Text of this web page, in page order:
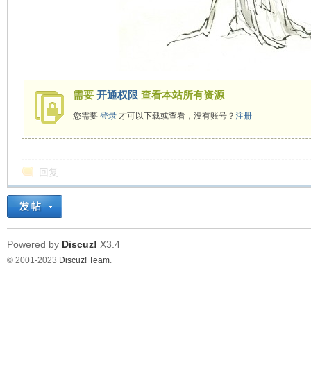
需要 开通权限 查看本站所有资源
您需要 登录才可以下载或查看，没有账号？ 注册
回复
Powered by Discuz! X3.4
© 2001-2023 Discuz! Team.